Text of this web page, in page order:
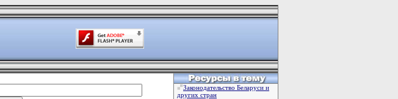
Законодательство Беларуси и
других стран